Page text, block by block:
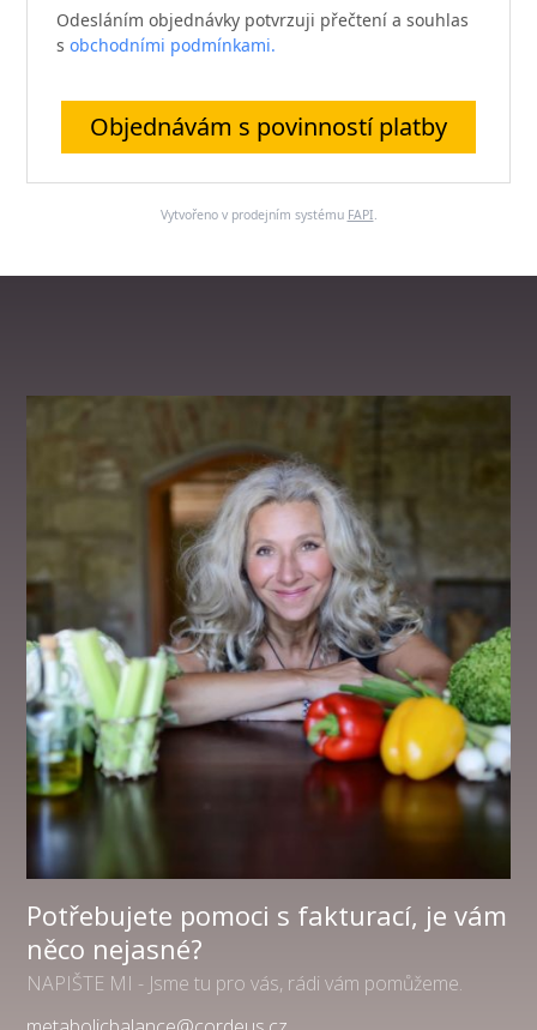
Odesláním objednávky potvrzuji přečtení a souhlas
sobchodními podmínkami.
Objednávám s povinností platby
Vytvořeno v prodejním systému FAPI.
Potřebujete pomoci s fakturací, je vám
něco nejasné?
NAPIŠTE MI - Jsme tu pro vás, rádi vám pomůžeme.